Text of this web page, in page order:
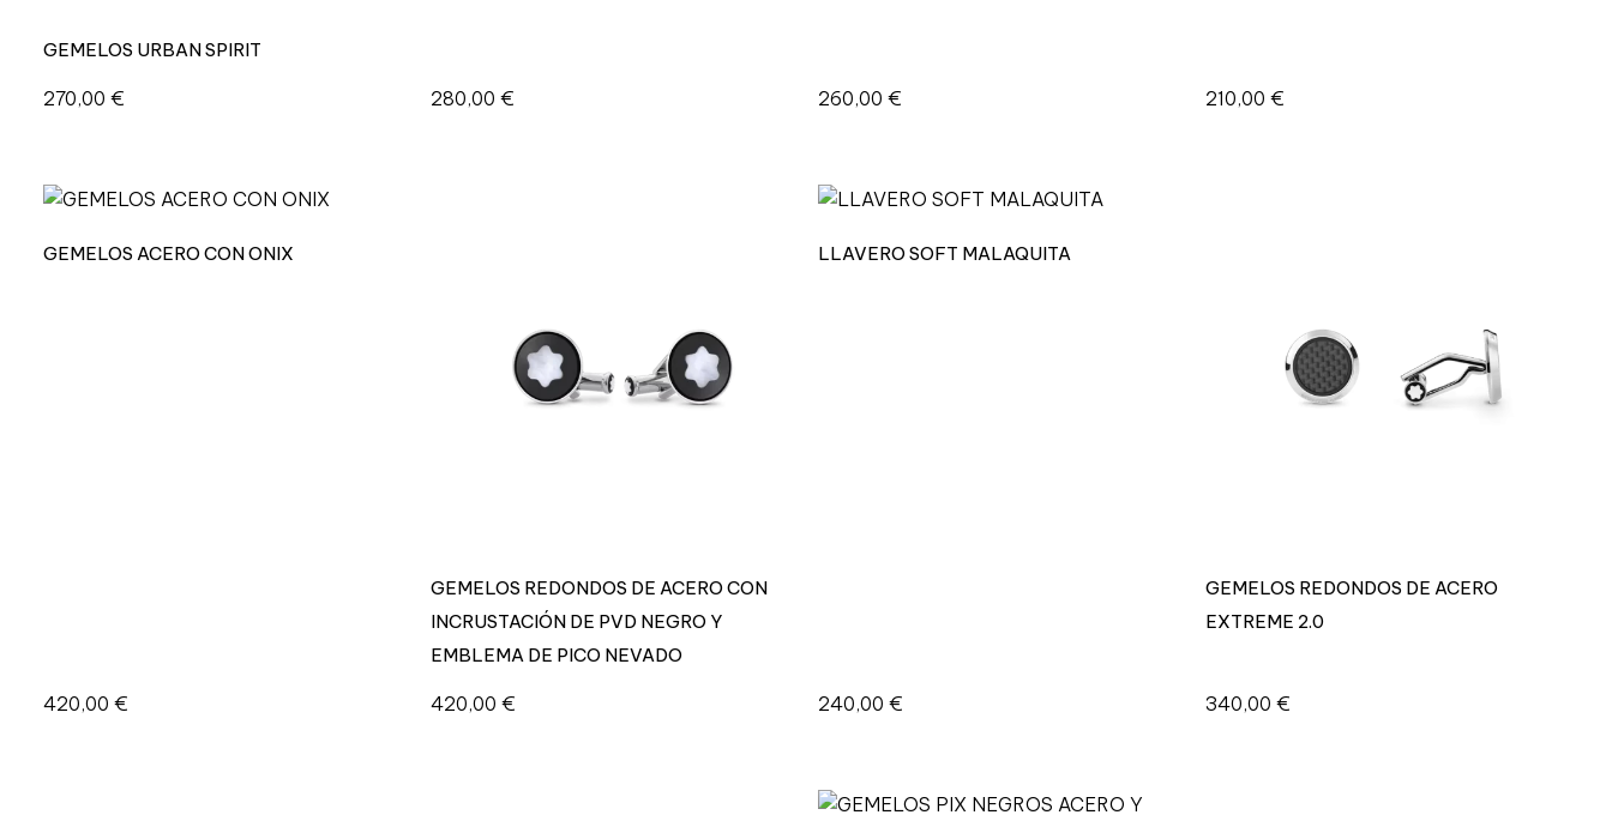
GEMELOS URBAN SPIRIT
270,00 € 280,00 € 260,00 € 210,00 €
GEMELOS ACERO CON ONIX
420,00 €
GEMELOS REDONDOS DE ACERO CON
INCRUSTACIÓN DE PVD NEGRO Y
EMBLEMA DE PICO NEVADO
420,00 €
LLAVERO SOFT MALAQUITA
240,00 €
GEMELOS REDONDOS DE ACERO
EXTREME 2.0
340,00 €